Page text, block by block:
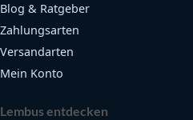
Blog & Ratgeber
Zahlungsarten
Versandarten
Mein Konto
Lembus entdecken